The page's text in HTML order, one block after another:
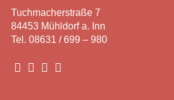
Tuchmacherstraße 7
84453 Mühldorf a. Inn
Tel. 08631 / 699 – 980
   